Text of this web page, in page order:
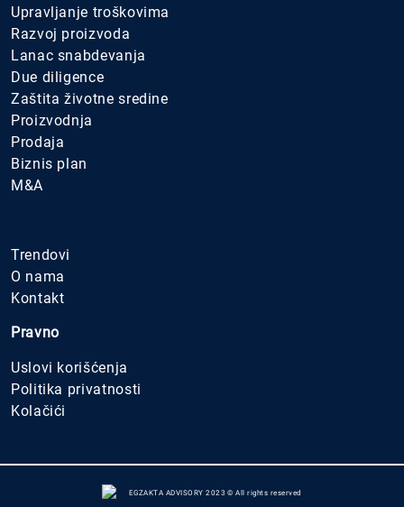
Upravljanje troškovima
Razvoj proizvoda
Lanac snabdevanja
Due diligence
Zaštita životne sredine
Proizvodnja
Prodaja
Biznis plan
M&A
Trendovi
O nama
Kontakt
Pravno
Uslovi korišćenja
Politika privatnosti
Kolačići
EGZAKTA ADVISORY 2023 © All rights reserved